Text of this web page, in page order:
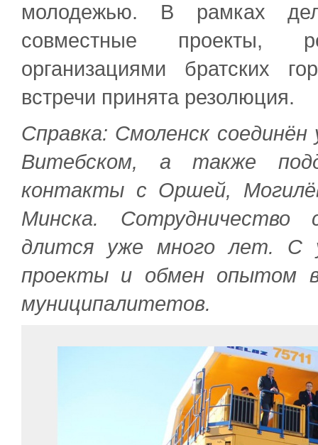
молодежью. В рамках
совместные проекты,
организациями братских
встречи принята резолюция.
Справка: Смоленск
Витебском, а также
контакты с Оршей,
Минска. Сотрудничество
длится уже много лет. С
проекты и обмен опытом в
муниципалитетов.